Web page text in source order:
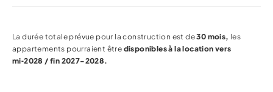
La durée totale prévue pour la construction est de30 mois, les
appartements pourraient être disponibles à la location vers
mi‑2028 / fin 2027-2028.